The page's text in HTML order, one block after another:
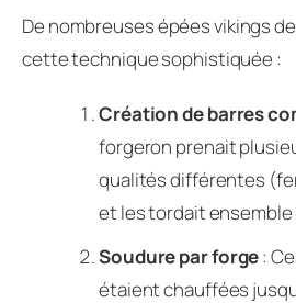
De nombreuses épées vikings
cette technique sophistiquée :
Création de barres
forgeron prenait
qualités différentes
et les tordait ensemble
Soudure par forge:
étaient chauffées